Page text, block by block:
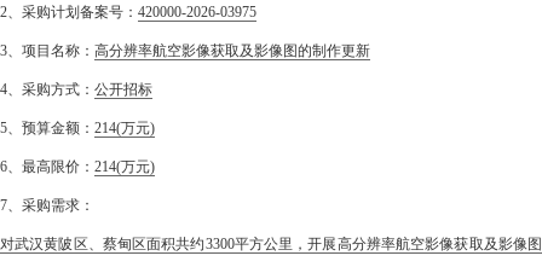
2、采购计划备案号： 420000-2026-03975
3、项目名称： 高分辨率航空影像获取及影像图的制作更新
4、采购方式： 公开招标
5、预算金额： 214(万元)
6、最高限价： 214(万元)
7、采购需求：
对武汉黄陂区、蔡甸区面积共约3300平方公里，开展高分辨率航空影像获取及影像图